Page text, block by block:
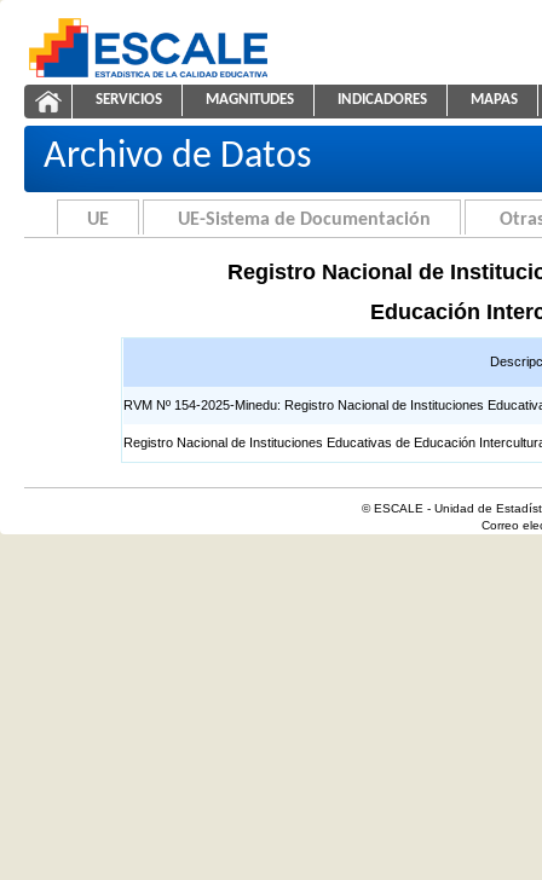
ESCALE - Unidad de Estadística Educativa
Registros EIB
NAVEGACIÓN
SERVICIOS MAGNITUDES INDICADORES MAPAS
Archivo de Datos
UE UE-Sistema de Documentación
Registro Nacional de
Educación
RVM Nº 154-2025-Minedu: Registro Nacional de Instituciones
Registro Nacional de Instituciones Educativas de Educación
© ESCALE - Unidad de
Correo